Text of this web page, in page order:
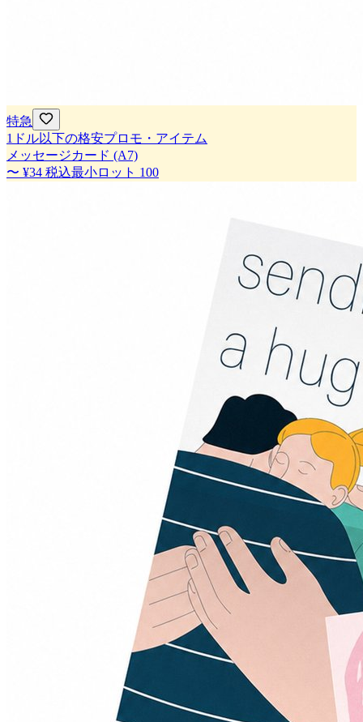
特急
1ドル以下の格安プロモ・アイテム
メッセージカード (A7)
〜 ¥34 税込最小ロット 100